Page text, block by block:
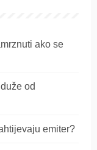
ako se
od
emiter?